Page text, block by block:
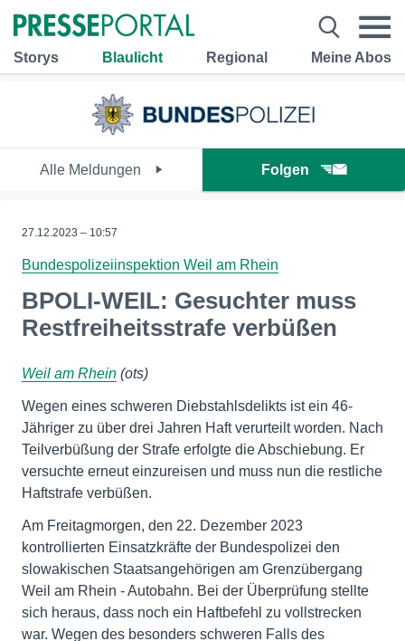
Storys Blaulicht Regional Meine Abos
Alle Meldungen Folgen
27.12.2023 – 10:57
Bundespolizeiinspektion Weil am Rhein
BPOLI-WEIL: Gesuchter muss
Restfreiheitsstrafe verbüßen
Weil am Rhein (ots)
Wegen eines schweren Diebstahlsdelikts ist ein 46-
Jähriger zu über drei Jahren Haft verurteilt worden. Nach
Teilverbüßung der Strafe erfolgte die Abschiebung. Er
versuchte erneut einzureisen und muss nun die restliche
Haftstrafe verbüßen.
Am Freitagmorgen, den 22. Dezember 2023
kontrollierten Einsatzkräfte der Bundespolizei den
slowakischen Staatsangehörigen am Grenzübergang
Weil am Rhein - Autobahn. Bei der Überprüfung stellte
sich heraus, dass noch ein Haftbefehl zu vollstrecken
war. Wegen des besonders schweren Falls des